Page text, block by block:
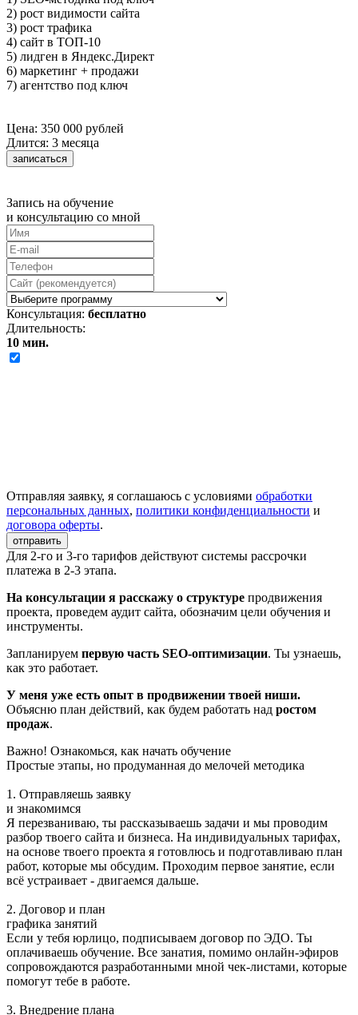
2) рост видимости сайта
3) рост трафика
4) сайт в ТОП-10
5) лидген в Яндекс.Директ
6) маркетинг + продажи
7) агентство под ключ
Цена: 350 000 рублей
Длится: 3 месяца
записаться
Запись на обучение
и консультацию со мной
Консультация: бесплатно
Длительность:
10 мин.
Отправляя заявку, я соглашаюсь с условиями обработки
персональных данных, политики конфиденциальности и
договора оферты.
отправить
Для 2-го и 3-го тарифов действуют системы рассрочки
платежа в 2-3 этапа.
На консультации я расскажу о структуре продвижения
проекта, проведем аудит сайта, обозначим цели обучения и
инструменты.
Запланируем первую часть SEO-оптимизации. Ты узнаешь,
как это работает.
У меня уже есть опыт в продвижении твоей ниши.
Объясню план действий, как будем работать над ростом
продаж.
Важно! Ознакомься, как начать обучение
Простые этапы, но продуманная до мелочей методика
1. Отправляешь заявку
и знакомимся
Я перезваниваю, ты рассказываешь задачи и мы проводим
разбор твоего сайта и бизнеса. На индивидуальных тарифах,
на основе твоего проекта я готовлюсь и подготавливаю план
работ, которые мы обсудим. Проходим первое занятие, если
всё устраивает - двигаемся дальше.
2. Договор и план
графика занятий
Если у тебя юрлицо, подписываем договор по ЭДО. Ты
оплачиваешь обучение. Все занатия, помимо онлайн-эфиров
сопровождаются разработанными мной чек-листами, которые
помогут тебе в работе.
3. Внедрение плана